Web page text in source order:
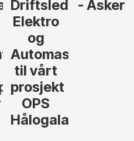
Anlegg
- Oslo